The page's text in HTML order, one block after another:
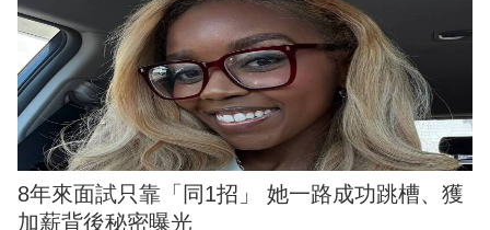
8年來面試只靠「同1招」 她一路成功跳槽、獲
加薪背後秘密曝光